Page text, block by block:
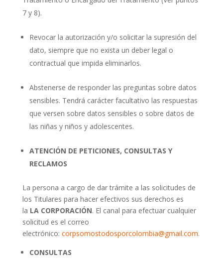
7 y 8).
Revocar la autorización y/o solicitar la supresión del
dato, siempre que no exista un deber legal o
contractual que impida eliminarlos.
Abstenerse de responder las preguntas sobre datos
sensibles. Tendrá carácter facultativo las respuestas
que versen sobre datos sensibles o sobre datos de
las niñas y niños y adolescentes.
ATENCIÓN DE PETICIONES, CONSULTAS Y
RECLAMOS
La persona a cargo de dar trámite a las solicitudes de
los Titulares para hacer efectivos sus derechos es
la LA CORPORACIÓN. El canal para efectuar cualquier
solicitud es el correo
electrónico: corpsomostodosporcolombia@gmail.com.
CONSULTAS